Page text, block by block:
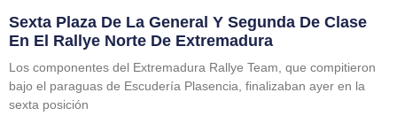
Sexta Plaza De La General Y Segunda De Clase
En El Rallye Norte De Extremadura
Los componentes del Extremadura Rallye Team, que compitieron
bajo el paraguas de Escudería Plasencia, finalizaban ayer en la
sexta posición